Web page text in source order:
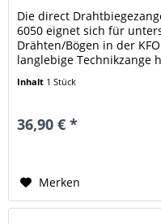
Die direct
6050 eignet sich für
Drähten/Bögen in der
langlebige Technikzange
Inhalt 1 Stück
36,90 € *
Merken